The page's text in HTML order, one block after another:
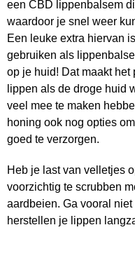
een CBD lippenbalsem
waardoor je snel weer
Een leuke extra hiervan
gebruiken als
op je huid! Dat maakt
lippen als de droge huid
veel mee te maken
honing ook nog opties
goed te verzorgen.
Heb je last van velletjes
voorzichtig te scrubben
aardbeien. Ga vooral
herstellen je lippen